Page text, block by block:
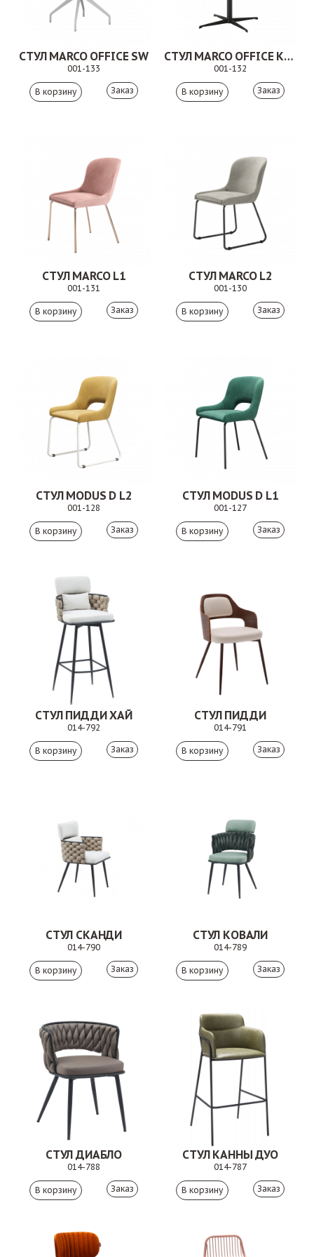
СТУЛ MARCO OFFICE SW
001-133
Заказ
СТУЛ MARCO OFFICE KPR
001-132
Заказ
СТУЛ MARCO L1
001-131
Заказ
СТУЛ MARCO L2
001-130
Заказ
СТУЛ MODUS D L2
001-128
Заказ
СТУЛ MODUS D L1
001-127
Заказ
СТУЛ ПИДДИ ХАЙ
014-792
Заказ
СТУЛ ПИДДИ
014-791
Заказ
СТУЛ СКАНДИ
014-790
Заказ
СТУЛ КОВАЛИ
014-789
Заказ
СТУЛ ДИАБЛО
014-788
Заказ
СТУЛ КАННЫ ДУО
014-787
Заказ